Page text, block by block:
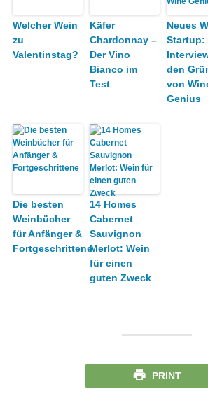
Welcher Wein
zu
Valentinstag?
Käfer
Chardonnay –
Der Vino
Bianco im
Test
Neues
Startup:
den
von
Genius
Die besten
Weinbücher
für Anfänger &
Fortgeschrittene
14 Homes
Cabernet
Sauvignon
Merlot: Wein
für einen
guten Zweck
PRINT